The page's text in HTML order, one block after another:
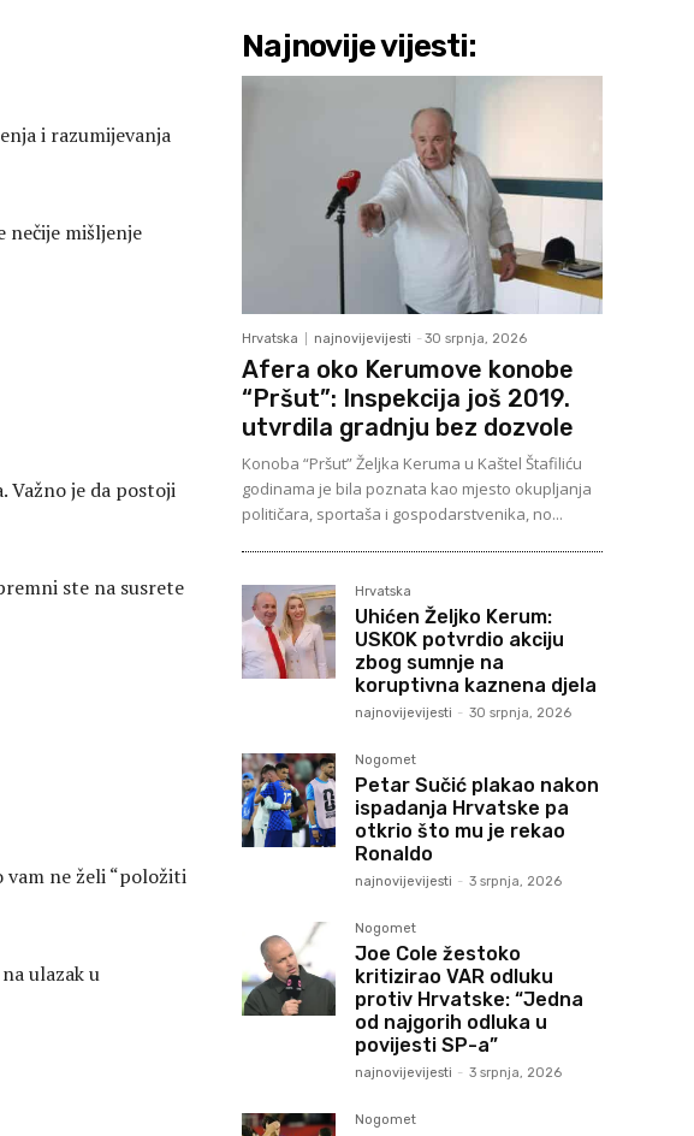
i razumijevanja
nečije mišljenje
Važno je da postoji
ste na susrete
vam ne želi “položiti
ulazak u
Najnovije vijesti:
Hrvatska najnovijevijesti - 30 srpnja, 2026
Afera oko Kerumove konobe
“Pršut”: Inspekcija još 2019.
utvrdila gradnju bez dozvole
Konoba “Pršut” Željka Keruma u Kaštel Štafiliću
godinama je bila poznata kao mjesto okupljanja
političara, sportaša i gospodarstvenika, no...
Hrvatska
Uhićen Željko Kerum:
USKOK potvrdio akciju
zbog sumnje na
koruptivna kaznena djela
najnovijevijesti - 30 srpnja, 2026
Nogomet
Petar Sučić plakao nakon
ispadanja Hrvatske pa
otkrio što mu je rekao
Ronaldo
najnovijevijesti - 3 srpnja, 2026
Nogomet
Joe Cole žestoko
kritizirao VAR odluku
protiv Hrvatske: “Jedna
od najgorih odluka u
povijesti SP-a”
najnovijevijesti - 3 srpnja, 2026
Nogomet